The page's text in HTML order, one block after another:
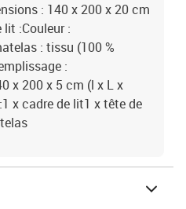
: 140 x 200 x 20 cm
lit :Couleur :
: tissu (100 %
:
x 200 x 5 cm (l x L x
x cadre de lit1 x tête de